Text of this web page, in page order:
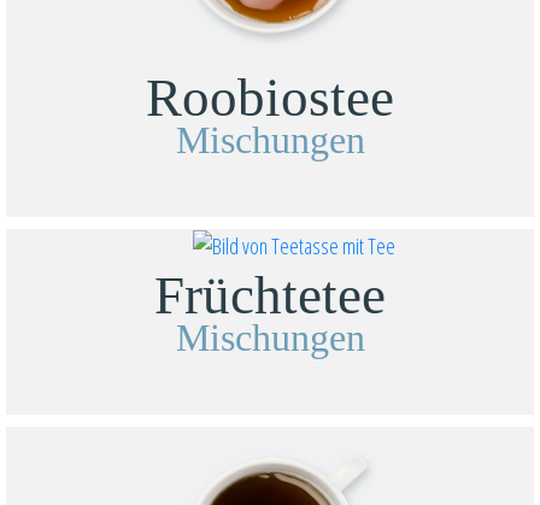
Roobiostee
Mischungen
Früchtetee
Mischungen